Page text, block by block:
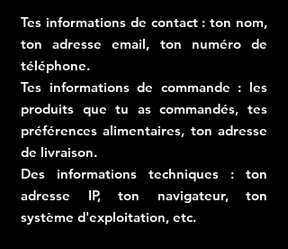
Tes informations de contact : ton nom,
ton adresse email, ton numéro de
téléphone.
Tes informations de commande : les
produits que tu as commandés, tes
préférences alimentaires, ton adresse
de livraison.
Des informations techniques : ton
adresse IP, ton navigateur, ton
système d'exploitation, etc.